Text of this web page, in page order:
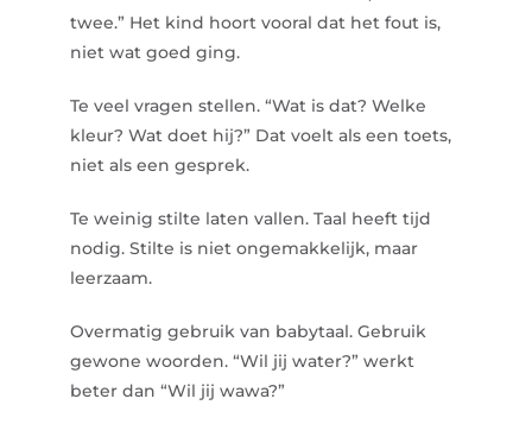
twee.” Het kind hoort vooral dat het fout is,
niet wat goed ging.
Te veel vragen stellen. “Wat is dat? Welke
kleur? Wat doet hij?” Dat voelt als een toets,
niet als een gesprek.
Te weinig stilte laten vallen. Taal heeft tijd
nodig. Stilte is niet ongemakkelijk, maar
leerzaam.
Overmatig gebruik van babytaal. Gebruik
gewone woorden. “Wil jij water?” werkt
beter dan “Wil jij wawa?”